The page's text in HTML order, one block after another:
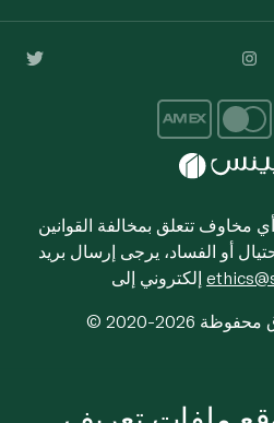
مخاوف تتعلق بمخالفة القوانين
أو الفساد، يرجى إرسال بريد
محفوظة